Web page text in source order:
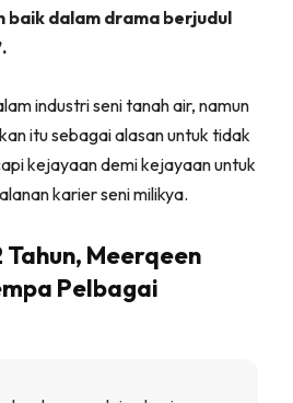
dalam drama berjudul
industri seni tanah air, namun
itu sebagai alasan untuk tidak
kejayaan demi kejayaan untuk
karier seni milikya.
Meerqeen
Pelbagai